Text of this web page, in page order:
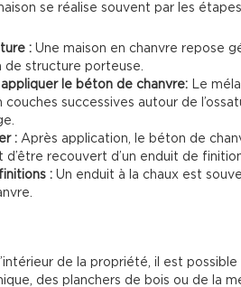
se réalise souvent par les
: Une maison en chanvre repose
de structure porteuse.
le béton de chanvre: Le
couches successives autour de
: Après application, le béton de
d’être recouvert d’un enduit de
: Un enduit à la chaux est
de la propriété, il est
des planchers de bois ou de la